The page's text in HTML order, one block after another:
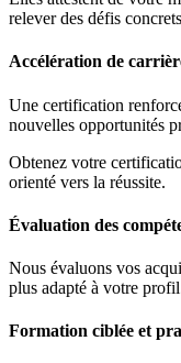
relever des défis
Accélération de
Une certification
nouvelles opportunités
Obtenez votre
orienté vers la réussite.
Évaluation des
Nous évaluons vos
plus adapté à votre
Formation ciblée et